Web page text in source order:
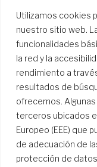
Utilizamos cookies
nuestro sitio web.
funcionalidades
la red y la
rendimiento a
resultados de
ofrecemos.
terceros ubicados
Europeo (EEE) que
de adecuación de
protección de